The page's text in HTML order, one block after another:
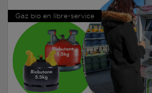
Gaz bio en libre-service